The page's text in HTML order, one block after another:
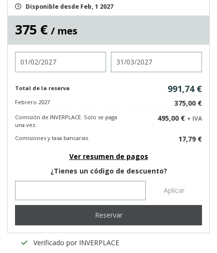
Disponible desde Feb, 1 2027
375 € / mes
Total de la reserva 991,74 €
Febrero 2027 375,00 €
Comisión de INVERPLACE. Solo se paga
una vez.
495,00 € + IVA
Comisiones y tasa bancarias
17,79 €
Ver resumen de pagos
¿Tienes un código de descuento?
Aplicar
Reservar
Verificado por INVERPLACE